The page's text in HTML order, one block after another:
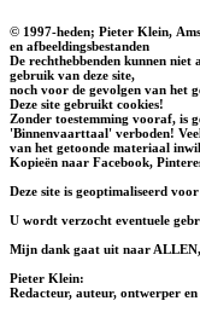
© 1997-heden; Pieter Klein,
en afbeeldingsbestanden
De rechthebbenden kunnen
gebruik van deze site,
noch voor de gevolgen van het
Deze site gebruikt cookies!
Zonder toestemming vooraf, is
'Binnenvaarttaal' verboden!
van het getoonde materiaal
Kopieën naar Facebook,
Deze site is geoptimaliseerd
U wordt verzocht eventuele
Mijn dank gaat uit naar ALLEN,
Pieter Klein:
Redacteur, auteur, ontwerper en